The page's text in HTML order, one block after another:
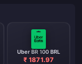
Uber BR 100 BRL
₹ 1871.97